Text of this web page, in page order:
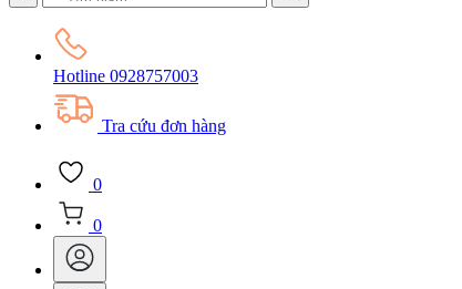
Hotline 0928757003
Tra cứu đơn hàng
0
0